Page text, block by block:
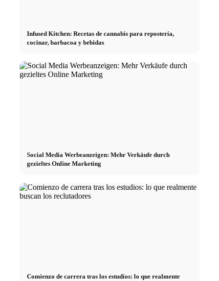
Infused Kitchen: Recetas de cannabis para repostería,
cocinar, barbacoa y bebidas
Social Media Werbeanzeigen: Mehr Verkäufe durch
gezieltes Online Marketing
Comienzo de carrera tras los estudios: lo que realmente